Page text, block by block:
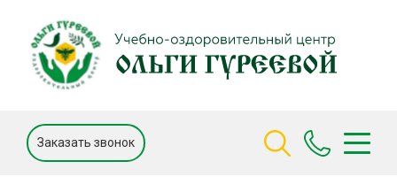
Заказать звонок